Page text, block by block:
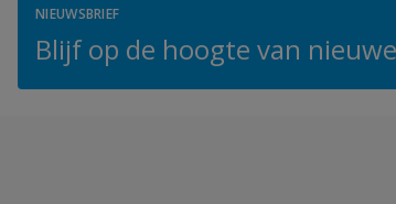
NIEUWSBRIEF
Blijf op de hoogte van